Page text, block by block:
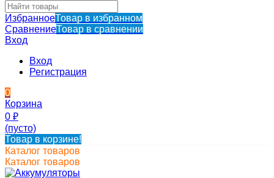
ИзбранноеТовар в избранном
СравнениеТовар в сравнении
Вход
Вход
Регистрация
0
Корзина
0 ₽
(пусто)
Товар в корзине!
Каталог товаров
Каталог товаров